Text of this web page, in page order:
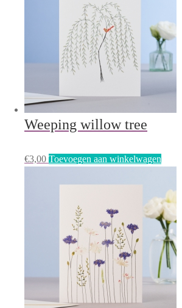
Weeping willow tree
€3,00 Toevoegen aan winkelwagen